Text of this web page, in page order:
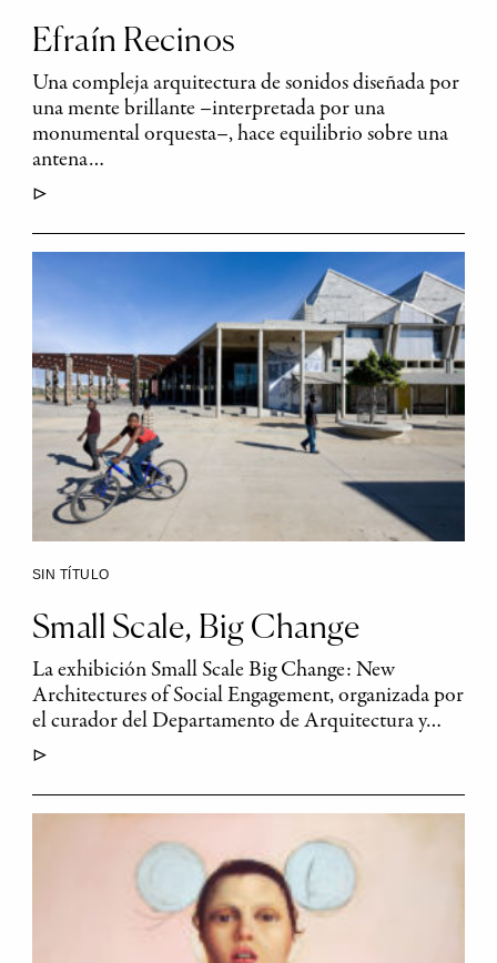
Efraín Recinos
Una compleja arquitectura de sonidos diseñada por
una mente brillante –interpretada por una
monumental orquesta–, hace equilibrio sobre una
antena…
▷
SIN TÍTULO
Small Scale, Big Change
La exhibición Small Scale Big Change: New
Architectures of Social Engagement, organizada por
el curador del Departamento de Arquitectura y…
▷